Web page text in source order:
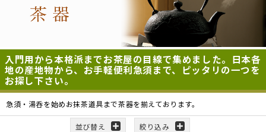
入門用から本格派までお茶屋の目線で集めました。日本各
地の産地物から、お手軽便利急須まで、ピッタリの一つを
お探し下さい。
急須・湯呑を始めお抹茶道具まで茶器を揃えております。
並び替え 絞り込み